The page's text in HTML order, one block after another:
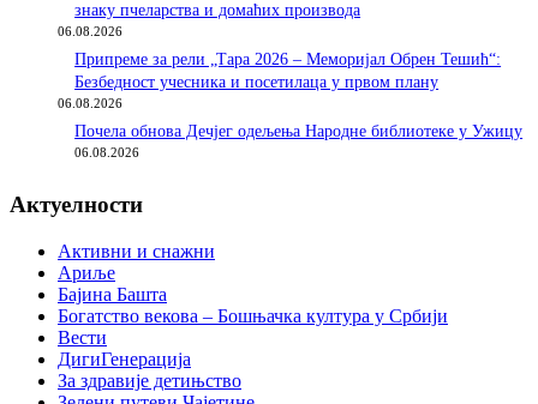
знаку пчеларства и домаћих производа
06.08.2026
Припреме за рели „Тара 2026 – Меморијал Обрен Тешић“:
Безбедност учесника и посетилаца у првом плану
06.08.2026
Почела обнова Дечјег одељења Народне библиотеке у Ужицу
06.08.2026
Актуелности
Активни и снажни
Ариље
Бајина Башта
Богатство векова – Бошњачка култура у Србији
Вести
ДигиГенерација
За здравије детињство